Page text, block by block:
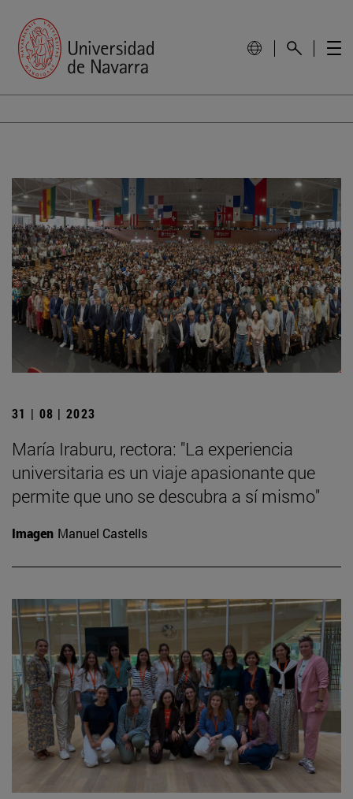
31 | 08 | 2023
María Iraburu, rectora: "La experiencia
universitaria es un viaje apasionante que
permite que uno se descubra a sí mismo"
Imagen Manuel Castells